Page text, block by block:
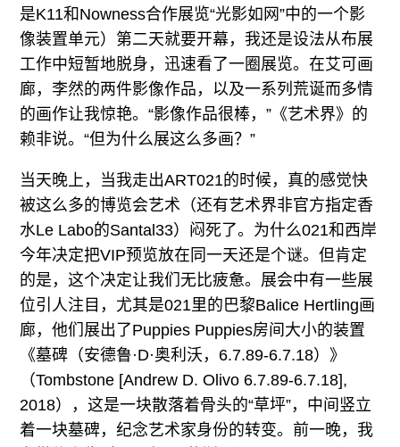
是K11和Nowness合作展览“光影如网”中的一个影
像装置单元）第二天就要开幕，我还是设法从布展
工作中短暂地脱身，迅速看了一圈展览。在艾可画
廊，李然的两件影像作品，以及一系列荒诞而多情
的画作让我惊艳。“影像作品很棒，”《艺术界》的
赖非说。“但为什么展这么多画？”
当天晚上，当我走出ART021的时候，真的感觉快
被这么多的博览会艺术（还有艺术界非官方指定香
水Le Labo的Santal33）闷死了。为什么021和西岸
今年决定把VIP预览放在同一天还是个谜。但肯定
的是，这个决定让我们无比疲惫。展会中有一些展
位引人注目，尤其是021里的巴黎Balice Hertling画
廊，他们展出了Puppies Puppies房间大小的装置
《墓碑（安德鲁·D·奥利沃，6.7.89-6.7.18）》
（Tombstone [Andrew D. Olivo 6.7.89-6.7.18],
2018），这是一块散落着骨头的“草坪”，中间竖立
着一块墓碑，纪念艺术家身份的转变。前一晚，我